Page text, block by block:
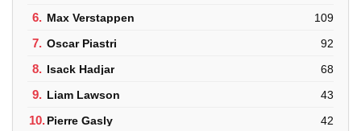
6. Max Verstappen 109
7. Oscar Piastri 92
8. Isack Hadjar 68
9. Liam Lawson 43
10.Pierre Gasly 42